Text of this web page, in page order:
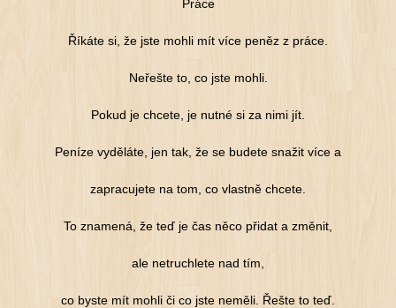
Práce
Říkáte si, že jste mohli mít více peněz z práce.
Neřešte to, co jste mohli.
Pokud je chcete, je nutné si za nimi jít.
Peníze vyděláte, jen tak, že se budete snažit více a
zapracujete na tom, co vlastně chcete.
To znamená, že teď je čas něco přidat a změnit,
ale netruchlete nad tím,
co byste mít mohli či co jste neměli. Řešte to teď.